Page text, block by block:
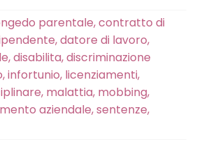
parentale,contratto di
,datore di lavoro,
,disabilita,discriminazione
,infortunio, licenziamenti,
, malattia, mobbing,
aziendale,sentenze,